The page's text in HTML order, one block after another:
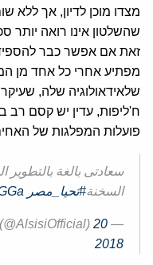
מצדו מוכן לדיון, אך ללא
שהשלטון אינו רואה
זאת אם אפשר כבר
מפתיע אחרי כל אחד מן
שלאידאולוגיה שלה,
ח'ליפות, עדין יש קסם רב
פועלות המפלגות של
سعادتى بالغة
السخنة#تحيا_مصر
— Abdelfattah Elsisi (@AlsisiOfficial)
2018